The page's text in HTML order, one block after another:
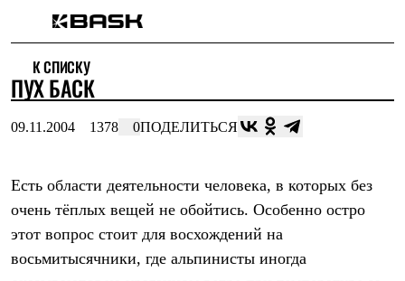
Интернет-магазин
Мужская одежда
Утепленная пухом
Куртки
Брюки
Утепленная синтетикой
Куртки
Штормовая одежда
Куртки
К СПИСКУ
ПУХ БАСК
09.11.2004 1378 0ПОДЕЛИТЬСЯ
Есть области деятельности человека, в которых без
очень тёплых вещей не обойтись. Особенно остро
этот вопрос стоит для восхождений на
восьмитысячники, где альпинисты иногда